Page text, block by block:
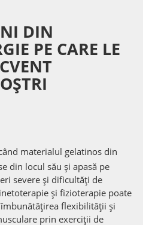
DIN
PE CARE LE
materialul gelatinos din
din locul său și apasă pe
severe și dificultăți de
și fizioterapie poate
flexibilității și
prin exerciții de